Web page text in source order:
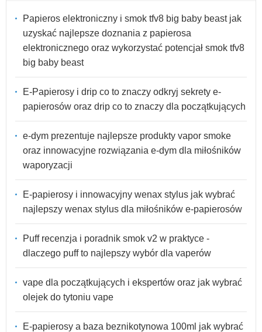
Papieros elektroniczny i smok tfv8 big baby beast jak
uzyskać najlepsze doznania z papierosa
elektronicznego oraz wykorzystać potencjał smok tfv8
big baby beast
E-Papierosy i drip co to znaczy odkryj sekrety e-
papierosów oraz drip co to znaczy dla początkujących
e-dym prezentuje najlepsze produkty vapor smoke
oraz innowacyjne rozwiązania e-dym dla miłośników
waporyzacji
E-papierosy i innowacyjny wenax stylus jak wybrać
najlepszy wenax stylus dla miłośników e-papierosów
Puff recenzja i poradnik smok v2 w praktyce -
dlaczego puff to najlepszy wybór dla vaperów
vape dla początkujących i ekspertów oraz jak wybrać
olejek do tytoniu vape
E-papierosy a baza beznikotynowa 100ml jak wybrać